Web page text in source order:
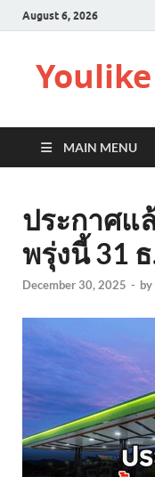
August 6, 2026
MAIN MENU
ประกาศแ
พรุ่งนี้ 31
December 30, 2025 - by